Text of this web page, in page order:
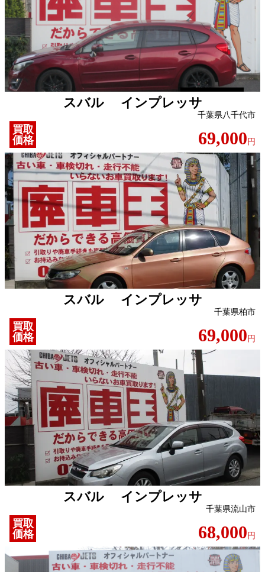
スバル インプレッサ
千葉県八千代市
買取
価格
69,000 円
スバル インプレッサ
千葉県柏市
買取
価格
69,000 円
スバル インプレッサ
千葉県流山市
買取
価格
68,000 円